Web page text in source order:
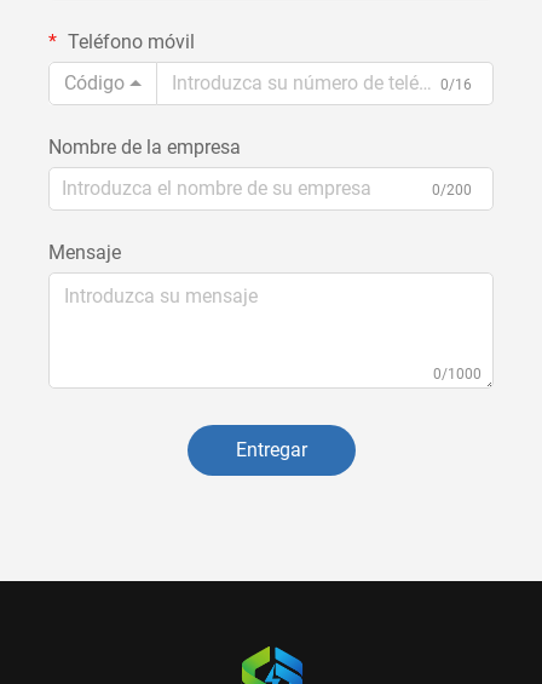
Teléfono móvil
Código
0/16
Nombre de la empresa
0/200
Mensaje
0/1000
Entregar